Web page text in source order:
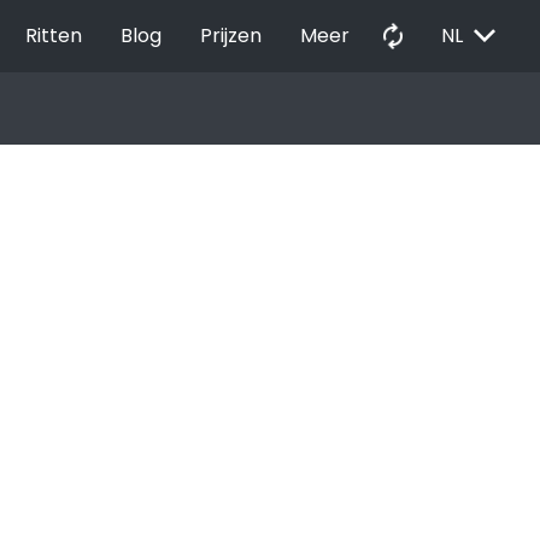
Ritten Blog Prijzen Meer autorenew NL EXPAND_MORE